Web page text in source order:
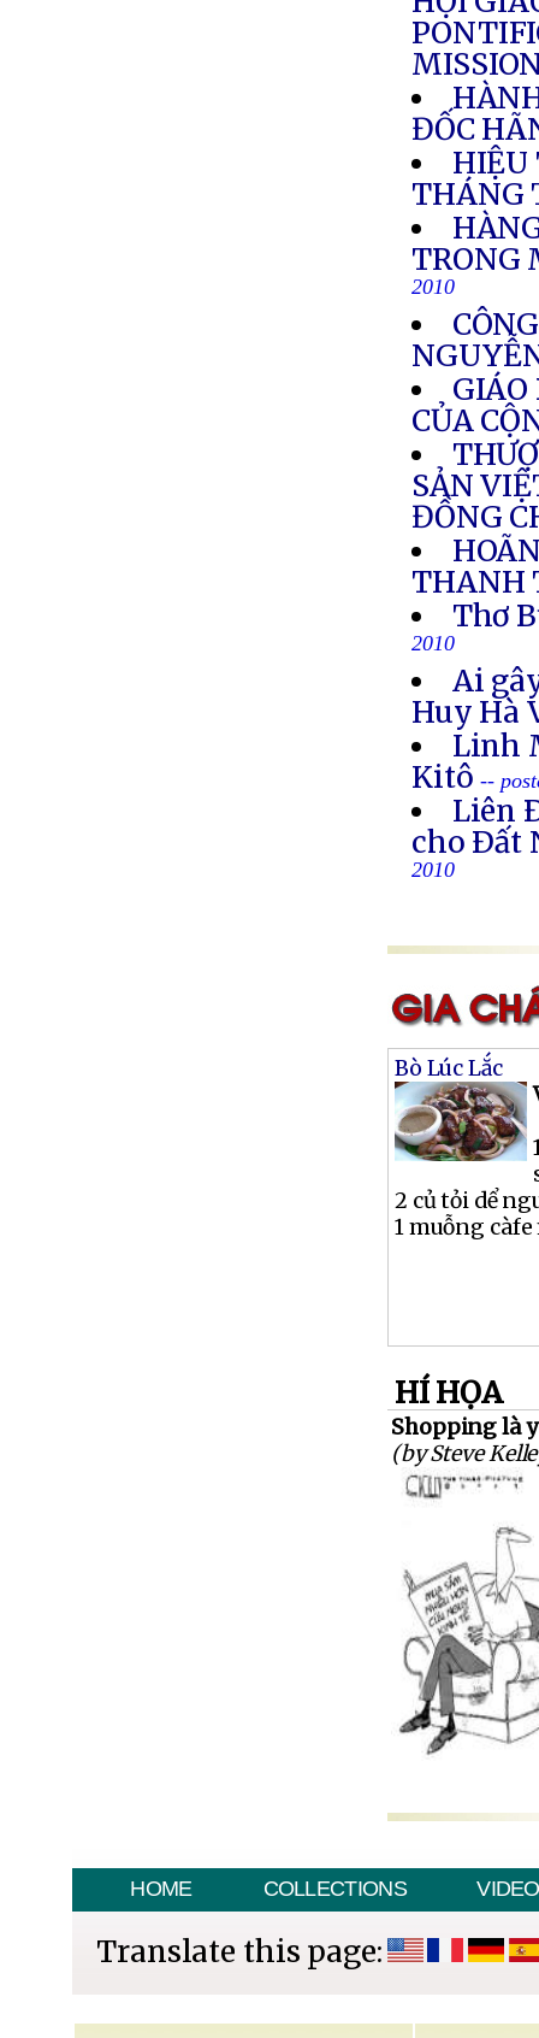
ĐỐC
HIỆU
THÁNG
TRONG
2010
GIÁO
CỦA
SẢN
ĐỒNG
THANH
Thơ
2010
Ai
Huy Hà
Linh
Kitô --
Liên
cho Ðất
2010
Bò Lúc Lắc
2 củ tỏi dể
1 muỗng
HÍ HỌA
Shopping là
(by Steve
HOME COLLECTIONS VIDEO
Translate this page: